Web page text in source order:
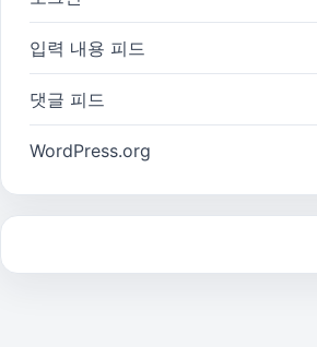
입력 내용 피드
댓글 피드
WordPress.org